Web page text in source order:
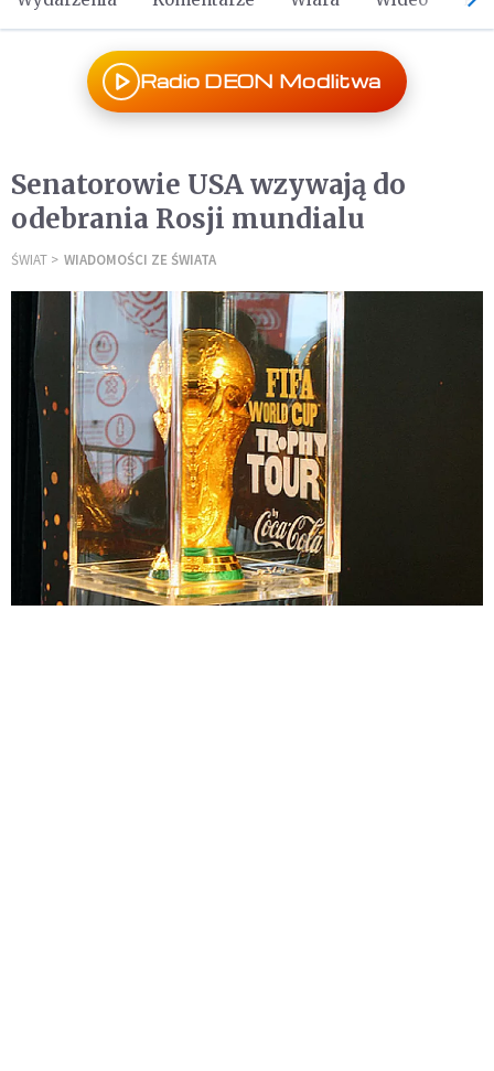
Radio DEON Modlitwa
Senatorowie USA wzywają do
odebrania Rosji mundialu
ŚWIAT WIADOMOŚCI ZE ŚWIATA